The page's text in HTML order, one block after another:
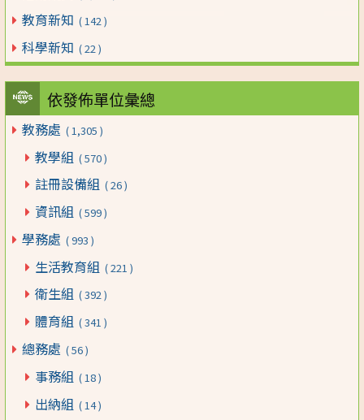
教育新知 ( 142 )
科學新知 ( 22 )
依發佈單位彙總
教務處 ( 1,305 )
教學組 ( 570 )
註冊設備組 ( 26 )
資訊組 ( 599 )
學務處 ( 993 )
生活教育組 ( 221 )
衛生組 ( 392 )
體育組 ( 341 )
總務處 ( 56 )
事務組 ( 18 )
出納組 ( 14 )